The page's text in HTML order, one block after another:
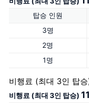
탑승 인원
3명
2명
1명
비행료 (최대 3인 탑승
비행료 (최대 3인 탑승)